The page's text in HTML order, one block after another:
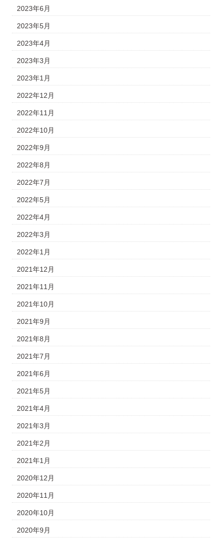
2023年6月
2023年5月
2023年4月
2023年3月
2023年1月
2022年12月
2022年11月
2022年10月
2022年9月
2022年8月
2022年7月
2022年5月
2022年4月
2022年3月
2022年1月
2021年12月
2021年11月
2021年10月
2021年9月
2021年8月
2021年7月
2021年6月
2021年5月
2021年4月
2021年3月
2021年2月
2021年1月
2020年12月
2020年11月
2020年10月
2020年9月